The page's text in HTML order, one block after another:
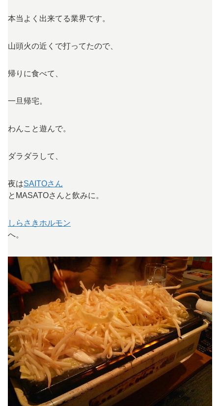
本当よく出来てる業界です。
山頭火の近くで打ってたので、
帰りに食べて、
一旦帰宅。
わんこと遊んで。
ダラダラして、
夜はSAITOさん
とMASATOさんと飲みに。
しらさきホルモン
へ。